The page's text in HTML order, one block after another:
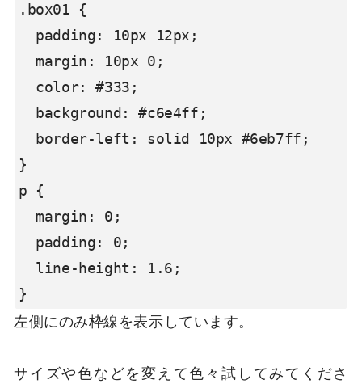
.box01 {
}
p {
}
左側にのみ枠線を表示しています。
サイズや色などを変えて色々試してみてくださ